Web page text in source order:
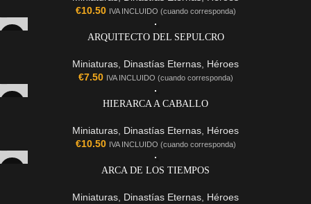
€10.50 IVA INCLUIDO (cuando corresponda)
ARQUITECTO DEL SEPULCRO
Miniaturas Dinastías Eternas Héroes
€7.50 IVA INCLUIDO (cuando corresponda)
HIERARCA A CABALLO
Miniaturas Dinastías Eternas Héroes
€10.50 IVA INCLUIDO (cuando corresponda)
ARCA DE LOS TIEMPOS
Miniaturas Dinastías Eternas Héroes